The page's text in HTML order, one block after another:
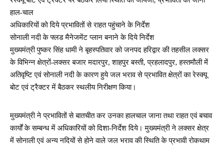
हाल-चाल
अधिकारियों को दिये प्रभावितों से राहत पहुंचाने के निर्देश
सोनाली नदी के फ्लड मैनेजमेंट प्लान बनाने के दिये निर्देश
मुख्यमंत्री पुष्कर सिंह धामी ने बृहस्पतिवार को जनपद हरिद्वार की तहसील लक्सर
के विभिन्न क्षेत्रों-लक्सर बजार मदारपुर, शाहपुर बस्ती, प्रहलादपुर, हस्तमौली में
अतिवृष्टि एवं सोनाली नदी के कारण हुये जल भराव से प्रभावित क्षेत्रों का रेस्क्यू
बोट एवं ट्रैक्टर में बैठकर स्थलीय निरीक्षण किया।
मुख्यमंत्री ने प्रभावितों से बातचीत कर उनका हालचाल जाना तथा राहत एवं बचाव
कार्यों के सम्बन्ध में अधिकारियों को दिशा-निर्देश दिये। मुख्यमंत्री ने लक्सर क्षेत्र
में सोनाली एवं अन्य नदियों से होने वाले जल भराव की स्थिति के प्रभावी रोकथाम